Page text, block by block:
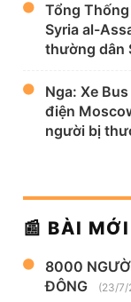
Tổng
Syria al-
thường dân
Nga: Xe
điện
người bị
📰 BÀI
8000
ĐÔNG
(23/7/